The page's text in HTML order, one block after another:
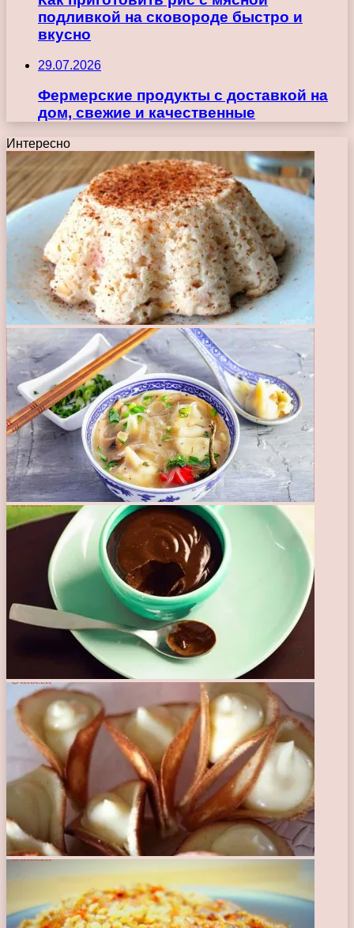
подливкой на сковороде быстро и
вкусно
29.07.2026
Фермерские продукты с доставкой на
дом, свежие и качественные
Интересно